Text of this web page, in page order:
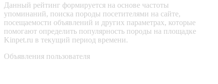
Данный рейтинг формируется на основе частоты
упоминаний, поиска породы посетителями на сайте,
посещаемости объявлений и других параметрах, которые
помогают определить популярность породы на площадке
Kinpet.ru в текущий период времени.
Объявления пользователя